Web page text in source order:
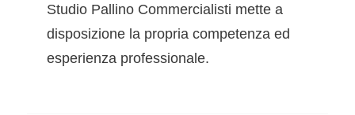
Studio Pallino Commercialisti mette a
disposizione la propria competenza ed
esperienza professionale.